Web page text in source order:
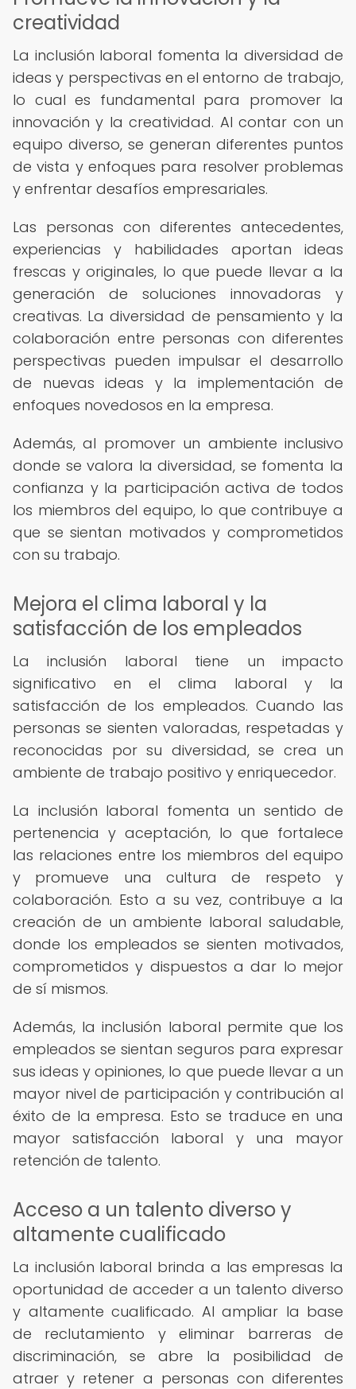
creatividad
La inclusión laboral fomenta la diversidad de
ideas y perspectivas en el entorno de trabajo,
lo cual es fundamental para promover la
innovación y la creatividad. Al contar con un
equipo diverso, se generan diferentes puntos
de vista y enfoques para resolver problemas
y enfrentar desafíos empresariales.
Las personas con diferentes antecedentes,
experiencias y habilidades aportan ideas
frescas y originales, lo que puede llevar a la
generación de soluciones innovadoras y
creativas. La diversidad de pensamiento y la
colaboración entre personas con diferentes
perspectivas pueden impulsar el desarrollo
de nuevas ideas y la implementación de
enfoques novedosos en la empresa.
Además, al promover un ambiente inclusivo
donde se valora la diversidad, se fomenta la
confianza y la participación activa de todos
los miembros del equipo, lo que contribuye a
que se sientan motivados y comprometidos
con su trabajo.
Mejora el clima laboral y la
satisfacción de los empleados
La inclusión laboral tiene un impacto
significativo en el clima laboral y la
satisfacción de los empleados. Cuando las
personas se sienten valoradas, respetadas y
reconocidas por su diversidad, se crea un
ambiente de trabajo positivo y enriquecedor.
La inclusión laboral fomenta un sentido de
pertenencia y aceptación, lo que fortalece
las relaciones entre los miembros del equipo
y promueve una cultura de respeto y
colaboración. Esto a su vez, contribuye a la
creación de un ambiente laboral saludable,
donde los empleados se sienten motivados,
comprometidos y dispuestos a dar lo mejor
de sí mismos.
Además, la inclusión laboral permite que los
empleados se sientan seguros para expresar
sus ideas y opiniones, lo que puede llevar a un
mayor nivel de participación y contribución al
éxito de la empresa. Esto se traduce en una
mayor satisfacción laboral y una mayor
retención de talento.
Acceso a un talento diverso y
altamente cualificado
La inclusión laboral brinda a las empresas la
oportunidad de acceder a un talento diverso
y altamente cualificado. Al ampliar la base
de reclutamiento y eliminar barreras de
discriminación, se abre la posibilidad de
atraer y retener a personas con diferentes